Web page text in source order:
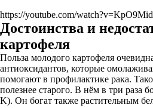
https://youtube.com/
Достоинства и
картофеля
Польза молодого картофеля
антиоксидантов, которые
помогают в профилактике рака.
полезнее старого. В нём в три раза
K). Он богат также растительным